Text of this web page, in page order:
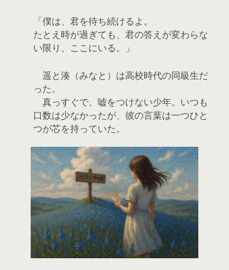
「僕は、君を待ち続けるよ。
たとえ時が過ぎても、君の答えが変わらな
い限り、ここにいる。」
遥と湊（みなと）は高校時代の同級生だ
った。
真っすぐで、嘘をつけない少年。いつも
口数は少なかったが、彼の言葉は一つひと
つが芯を持っていた。